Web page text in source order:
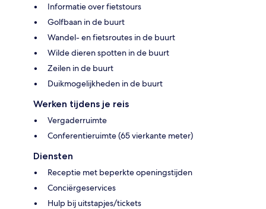
Informatie over fietstours
Golfbaan in de buurt
Wandel- en fietsroutes in de buurt
Wilde dieren spotten in de buurt
Zeilen in de buurt
Duikmogelijkheden in de buurt
Werken tijdens je reis
Vergaderruimte
Conferentieruimte (65 vierkante meter)
Diensten
Receptie met beperkte openingstijden
Conciërgeservices
Hulp bij uitstapjes/tickets